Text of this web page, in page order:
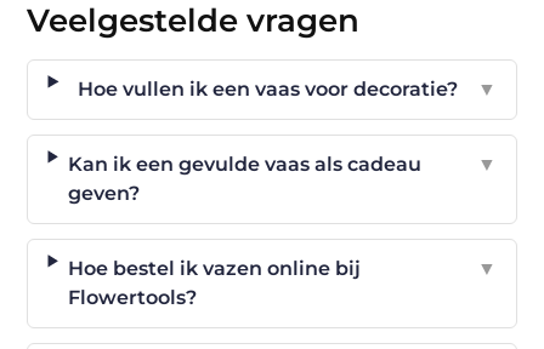
Veelgestelde vragen
Hoe vullen ik een vaas voor decoratie? ▼
Kan ik een gevulde vaas als cadeau
geven?
▼
Hoe bestel ik vazen online bij
Flowertools?
▼